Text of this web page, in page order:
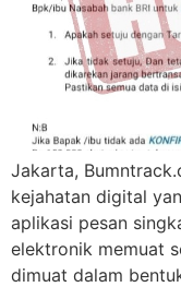
Jakarta,
kejahatan digital
aplikasi pesan
elektronik memuat
dimuat dalam